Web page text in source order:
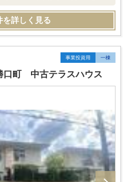
を詳しく見る
事業投資用 一棟
口町 中古テラスハウス